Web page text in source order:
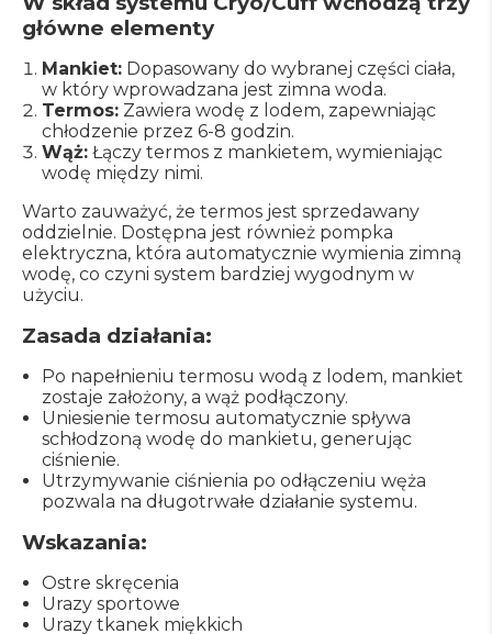
główne elementy
Mankiet:Dopasowany do wybranej części ciała,
w który wprowadzana jest zimna woda.
Termos:Zawiera wodę z lodem, zapewniając
chłodzenie przez 6-8 godzin.
Wąż:Łączy termos z mankietem, wymieniając
wodę między nimi.
Warto zauważyć, że termos jest sprzedawany
oddzielnie. Dostępna jest również pompka
elektryczna, która automatycznie wymienia zimną
wodę, co czyni system bardziej wygodnym w
użyciu.
Zasada działania:
Po napełnieniu termosu wodą z lodem, mankiet
zostaje założony, a wąż podłączony.
Uniesienie termosu automatycznie spływa
schłodzoną wodę do mankietu, generując
ciśnienie.
Utrzymywanie ciśnienia po odłączeniu węża
pozwala na długotrwałe działanie systemu.
Wskazania:
Ostre skręcenia
Urazy sportowe
Urazy tkanek miękkich